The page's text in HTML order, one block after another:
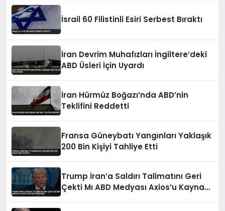
İsrail 60 Filistinli Esiri Serbest Bıraktı
İran Devrim Muhafızları İngiltere’deki
ABD Üsleri İçin Uyardı
İran Hürmüz Boğazı’nda ABD’nin
Teklifini Reddetti
Fransa Güneybatı Yangınları Yaklaşık
200 Bin Kişiyi Tahliye Etti
Trump İran’a Saldırı Talimatını Geri
Çekti Mı ABD Medyası Axios’u Kaynak